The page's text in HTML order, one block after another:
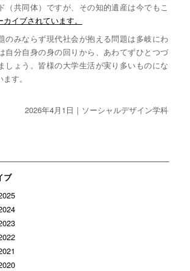
（共同体）ですが、その知的遺産は今でもこ
カイブされています。
のみならず現代社会が抱える問題は多岐にわ
自分自身の身の回りから、あわてずひとつづ
しょう。皆様の大学生活が実り多いものにな
す。
2026年4月1日｜ソーシャルデザイン学科
ブ